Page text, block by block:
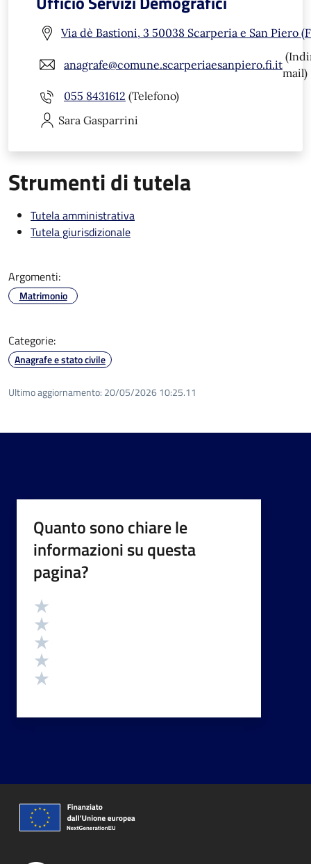
Via dè Bastioni, 3 50038 Scarperia e San Piero
anagrafe@comune.scarperiaesanpiero.fi.it
mail)
055 8431612 (Telefono)
Sara Gasparrini
Strumenti di tutela
Tutela amministrativa
Tutela giurisdizionale
Argomenti:
Matrimonio
Categorie:
Anagrafe e stato civile
Ultimo aggiornamento: 20/05/2026 10:25.11
Quanto sono chiare le
informazioni su questa
pagina?
Valutazione